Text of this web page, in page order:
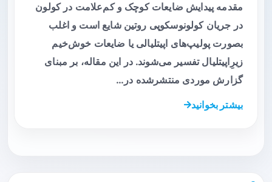
مقدمه پیدایش ضایعات کوچک و کم‌علامت در کولون
در جریان کولونوسکوپی روتین شایع است و اغلب
بصورت پولیپ‌های اپیتلیالی یا ضایعات خوش‌خیم
زیرِ‌اپیتلیال تفسیر می‌شوند. در این مقاله، بر مبنای
گزارش موردی منتشرشده در…
بیشتر بخوانید